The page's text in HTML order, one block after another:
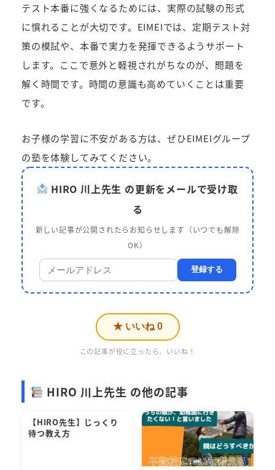
テスト本番に強くなるためには、実際の試験の形式
に慣れることが大切です。EIMEIでは、定期テスト対
策の模試や、本番で実力を発揮できるようサポート
します。ここで意外と軽視されがちなのが、問題を
解く時間です。時間の意識も高めていくことは重要
です。
お子様の学習に不安がある方は、ぜひEIMEIグループ
の塾を体験してみてください。
HIRO 川上先生 の更新をメールで受け取
る
新しい記事が公開されたらお知らせします（いつでも解除
OK）
登録する
★ いいね 0
この記事が役に立ったら、いいね！
HIRO 川上先生 の他の記事
【HIRO先生】じっくり
待つ教え方